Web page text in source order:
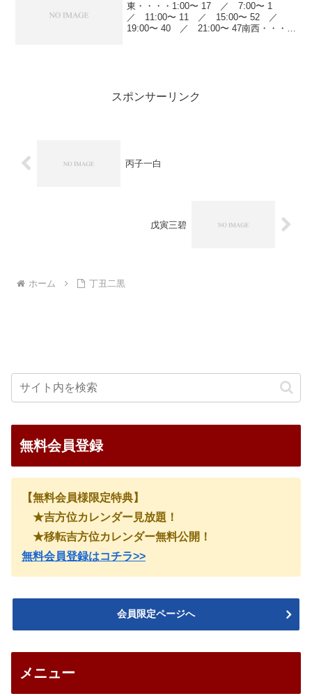
東・・・・1:00〜 17 ／ 7:00〜 1
／ 11:00〜 11 ／ 15:00〜 52 ／
19:00〜 40 ／ 21:00〜 47南西・・・
スポンサーリンク
丙子一白
戊寅三碧
ホーム 丁丑二黒
無料会員登録
【無料会員様限定特典】
★吉方位カレンダー見放題！
★移転吉方位カレンダー無料公開！
無料会員登録はコチラ>>
会員限定ページへ
メニュー